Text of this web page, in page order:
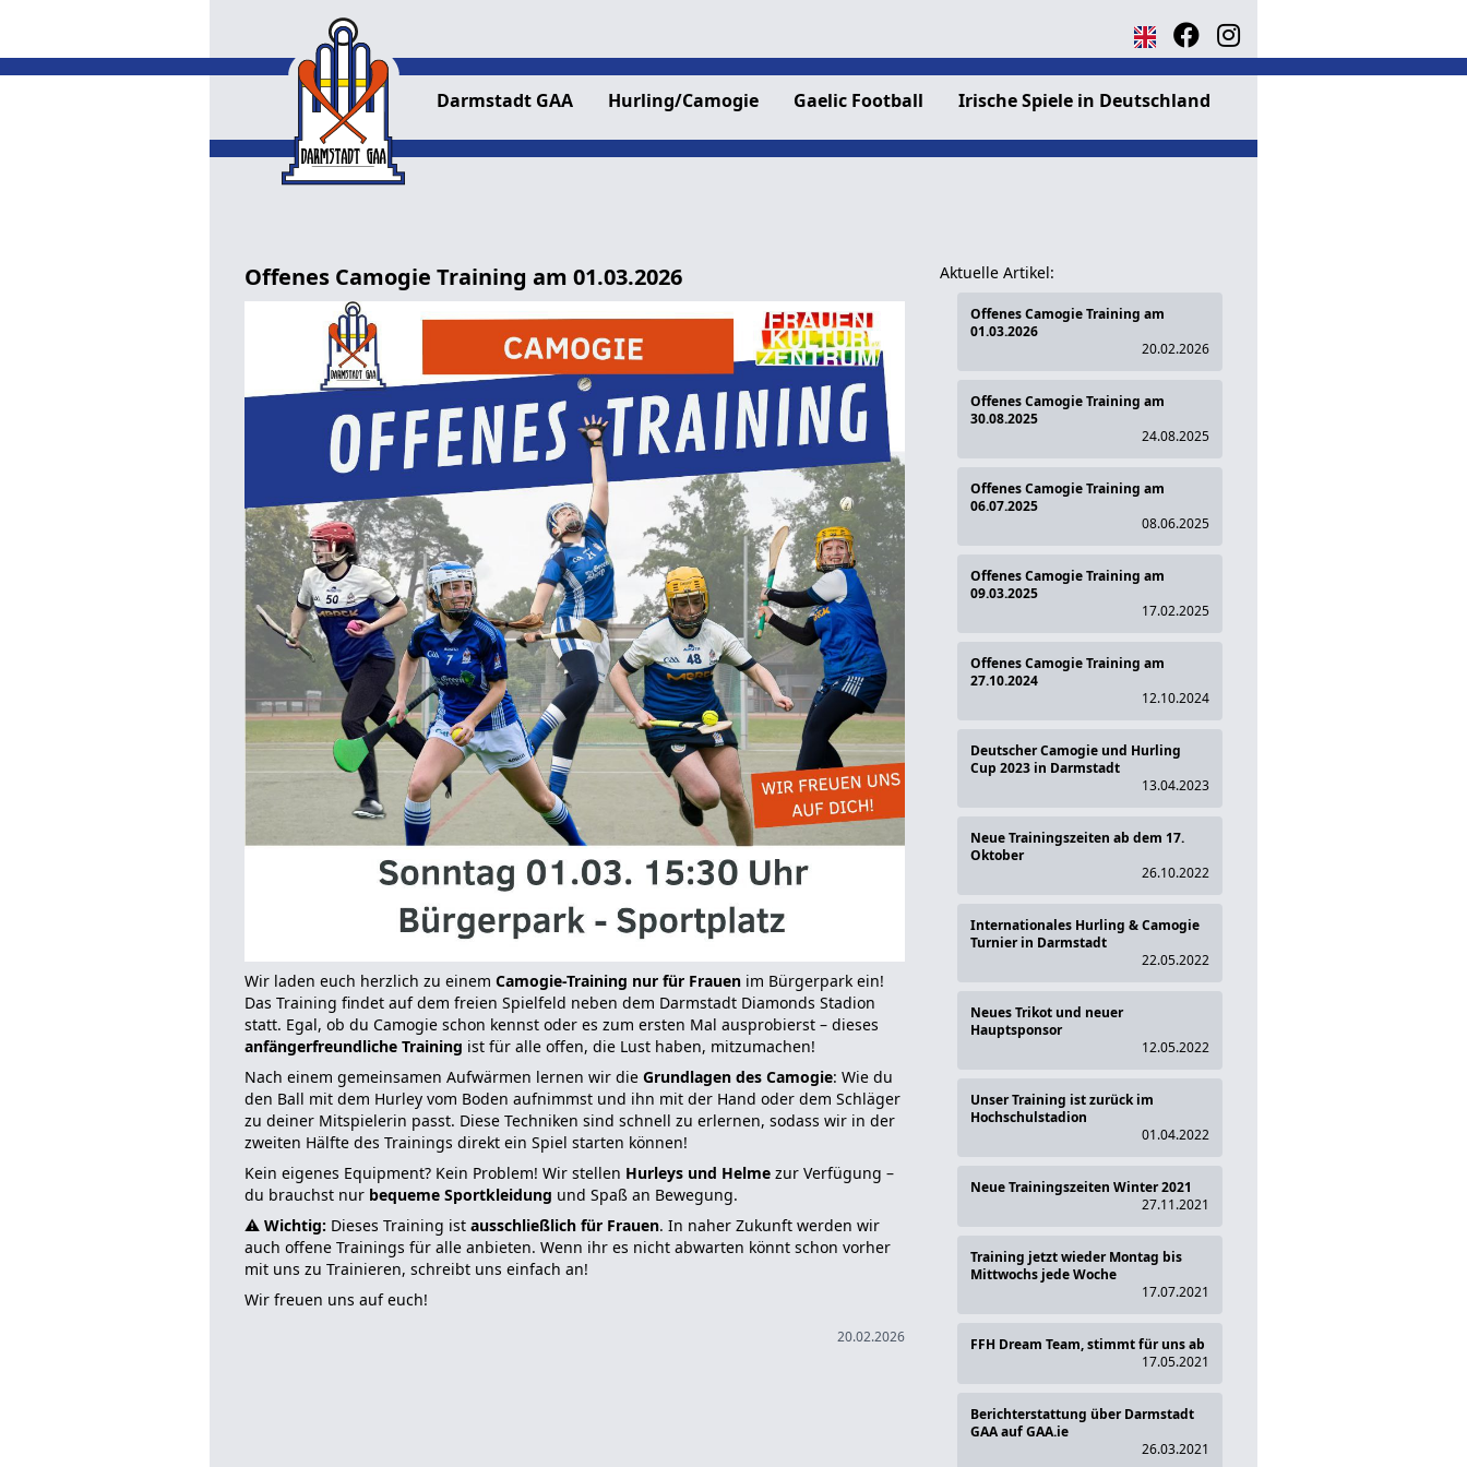
Darmstadt GAA Hurling/Camogie Gaelic Football Irische Spiele in Deutschland
Offenes Camogie Training am 01.03.2026
Wir laden euch herzlich zu einem Camogie-Training nur für Frauen im Bürgerpark ein!
Das Training findet auf dem freien Spielfeld neben dem Darmstadt Diamonds Stadion
statt. Egal, ob du Camogie schon kennst oder es zum ersten Mal ausprobierst – dieses
anfängerfreundliche Training ist für alle offen, die Lust haben, mitzumachen!
Nach einem gemeinsamen Aufwärmen lernen wir die Grundlagen des Camogie: Wie du
den Ball mit dem Hurley vom Boden aufnimmst und ihn mit der Hand oder dem Schläger
zu deiner Mitspielerin passt. Diese Techniken sind schnell zu erlernen, sodass wir in der
zweiten Hälfte des Trainings direkt ein Spiel starten können!
Kein eigenes Equipment? Kein Problem! Wir stellen Hurleys und Helme zur Verfügung –
du brauchst nur bequeme Sportkleidung und Spaß an Bewegung.
⚠️ Wichtig: Dieses Training ist ausschließlich für Frauen. In naher Zukunft werden wir
auch offene Trainings für alle anbieten. Wenn ihr es nicht abwarten könnt schon vorher
mit uns zu Trainieren, schreibt uns einfach an!
Wir freuen uns auf euch!
20.02.2026
Aktuelle Artikel:
Offenes Camogie Training am
01.03.2026
20.02.2026
Offenes Camogie Training am
30.08.2025
24.08.2025
Offenes Camogie Training am
06.07.2025
08.06.2025
Offenes Camogie Training am
09.03.2025
17.02.2025
Offenes Camogie Training am
27.10.2024
12.10.2024
Deutscher Camogie und Hurling
Cup 2023 in Darmstadt
13.04.2023
Neue Trainingszeiten ab dem 17.
Oktober
26.10.2022
Internationales Hurling & Camogie
Turnier in Darmstadt
22.05.2022
Neues Trikot und neuer
Hauptsponsor
12.05.2022
Unser Training ist zurück im
Hochschulstadion
01.04.2022
Neue Trainingszeiten Winter 2021
27.11.2021
Training jetzt wieder Montag bis
Mittwochs jede Woche
17.07.2021
FFH Dream Team, stimmt für uns ab
17.05.2021
Berichterstattung über Darmstadt
GAA auf GAA.ie
26.03.2021